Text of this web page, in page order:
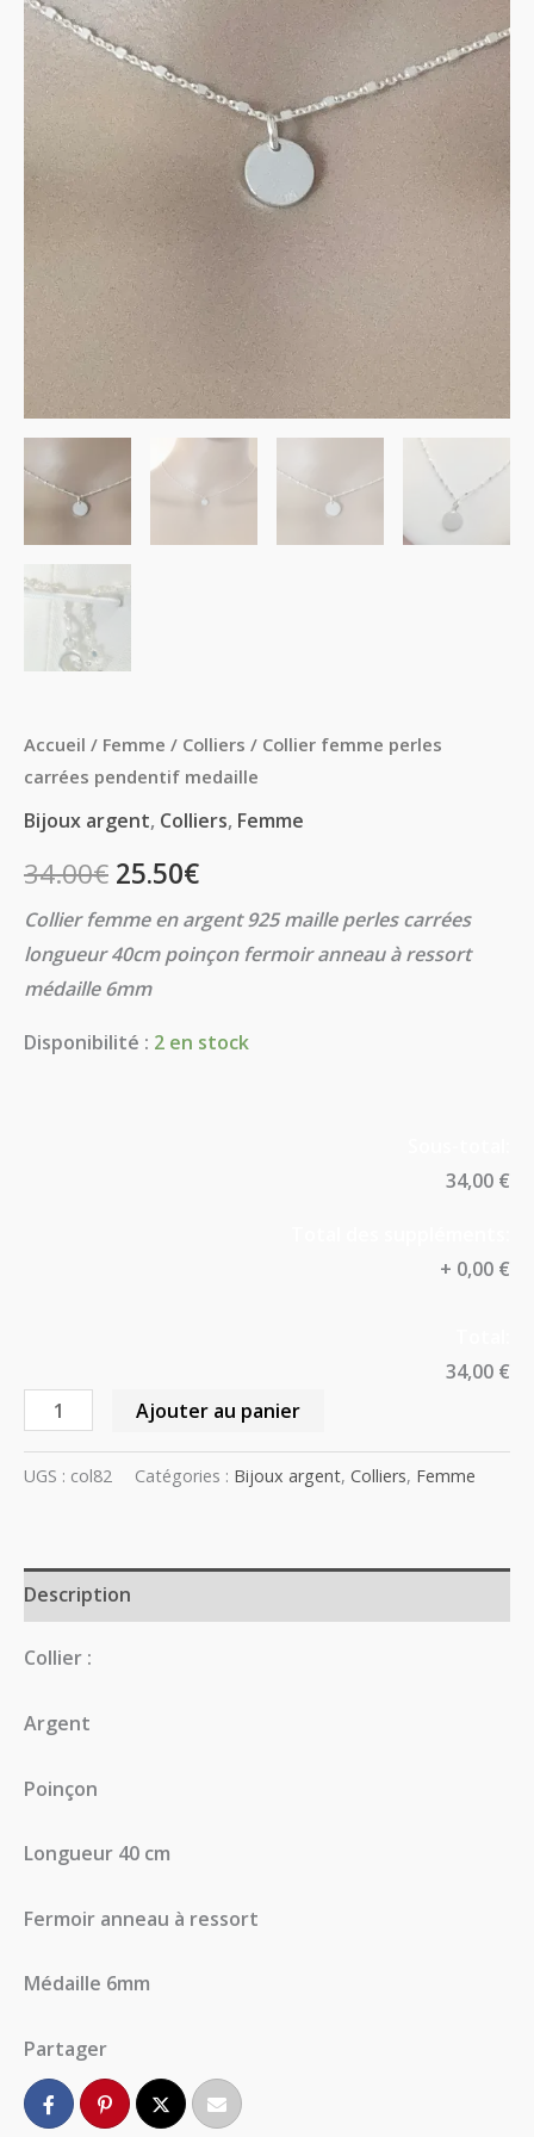
Accueil / Femme / Colliers / Collier femme perles
carrées pendentif medaille
Bijoux argent, Colliers, Femme
34.00€ 25.50€
Collier femme en argent 925 maille perles carrées
longueur 40cm poinçon fermoir anneau à ressort
médaille 6mm
Disponibilité : 2 en stock
34,00 €
+ 0,00 €
34,00 €
medaille
Ajouter au panier
UGS : col82 Catégories : Bijoux argent, Colliers, Femme
Description
Collier :
Argent
Poinçon
Longueur 40 cm
Fermoir anneau à ressort
Médaille 6mm
Partager